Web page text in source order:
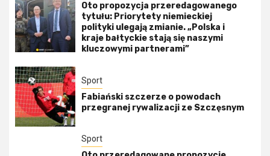
Oto propozycja przeredagowanego
tytułu: Priorytety niemieckiej
polityki ulegają zmianie. „Polska i
kraje bałtyckie stają się naszymi
kluczowymi partnerami”
Sport
Fabiański szczerze o powodach
przegranej rywalizacji ze Szczęsnym
Sport